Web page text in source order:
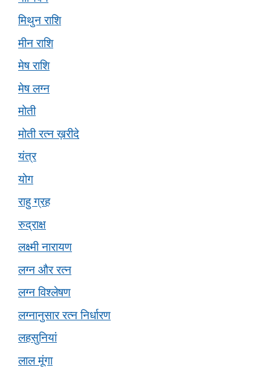
मिथुन राशि
मीन राशि
मेष राशि
मेष लग्न
मोती
मोती रत्न ख़रीदे
यंत्र
योग
राहु ग्रह
रुद्राक्ष
लक्ष्मी नारायण
लग्न और रत्न
लग्न विश्लेषण
लग्नानुसार रत्न निर्धारण
लहसुनियां
लाल मूंगा